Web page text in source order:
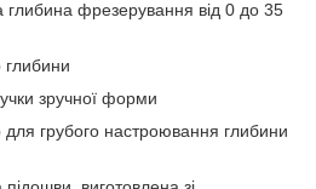
фрезерування від 0 до 35
зручної форми
грубого настроювання глибини